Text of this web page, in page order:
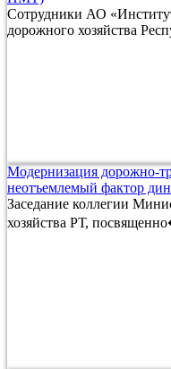
Сотрудники АО
дорожного хозяйства
Модернизация дорожно-
неотъемлемый фактор
Заседание коллегии
хозяйства РТ,